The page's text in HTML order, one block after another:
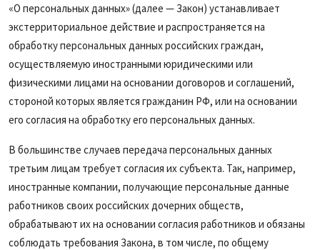
«О персональных данных» (далее — Закон) устанавливает
экстерриториальное действие и распространяется на
обработку персональных данных российских граждан,
осуществляемую иностранными юридическими или
физическими лицами на основании договоров и соглашений,
стороной которых является гражданин РФ, или на основании
его согласия на обработку его персональных данных.
В большинстве случаев передача персональных данных
третьим лицам требует согласия их субъекта. Так, например,
иностранные компании, получающие персональные данные
работников своих российских дочерних обществ,
обрабатывают их на основании согласия работников и обязаны
соблюдать требования Закона, в том числе, по общему